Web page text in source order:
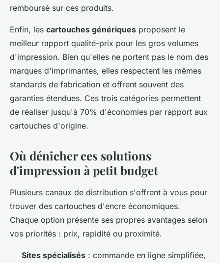
remboursé sur ces produits.
Enfin, les cartouches génériques proposent le
meilleur rapport qualité-prix pour les gros volumes
d'impression. Bien qu'elles ne portent pas le nom des
marques d'imprimantes, elles respectent les mêmes
standards de fabrication et offrent souvent des
garanties étendues. Ces trois catégories permettent
de réaliser jusqu'à 70% d'économies par rapport aux
cartouches d'origine.
Où dénicher ces solutions
d'impression à petit budget
Plusieurs canaux de distribution s'offrent à vous pour
trouver des cartouches d'encre économiques.
Chaque option présente ses propres avantages selon
vos priorités : prix, rapidité ou proximité.
Sites spécialisés : commande en ligne simplifiée,